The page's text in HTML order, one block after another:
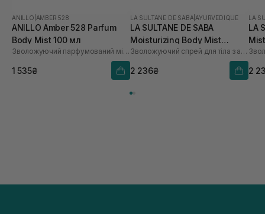
ANILLO AMBER 528
ANILLO Amber 528 Parfum
Body Mist 100 мл
Зволожуючий парфумований міст для тіла
1 535₴
LA SULTANE DE SABA AYURVEDIQUE
LA SULTANE DE SABA
Moisturizing Body Mist
Ayurvedique Ambre Vanille
Зволожуючий спрей для тіла з ароматом амбри, ванілі та пачулі
2 236₴
LA
LA
2